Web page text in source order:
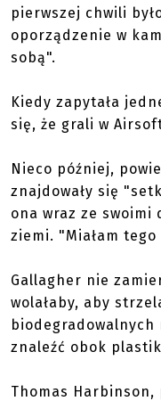
pierwszej chwili
oporządzenie w
sobą".
Kiedy zapytała
się, że grali w
Nieco później,
znajdowały się
ona wraz ze swoimi
ziemi. "Miałam tego
Gallagher nie
wolałaby, aby
znaleźć obok
Thomas Harbinson,